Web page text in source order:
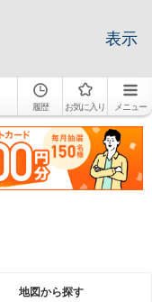
表示
履歴 お気に入り メニュー
地図から探す